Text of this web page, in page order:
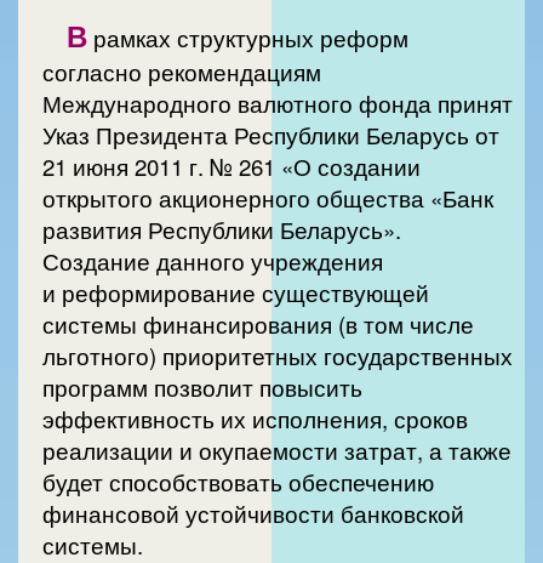
В рамках структурных реформ
согласно рекомендациям
Международного валютного фонда принят
Указ Президента Республики Беларусь от
21 июня 2011 г. № 261 «О создании
открытого акционерного общества «Банк
развития Республики Беларусь».
Создание данного учреждения
и реформирование существующей
системы финансирования (в том числе
льготного) приоритетных государственных
программ позволит повысить
эффективность их исполнения, сроков
реализации и окупаемости затрат, а также
будет способствовать обеспечению
финансовой устойчивости банковской
системы.